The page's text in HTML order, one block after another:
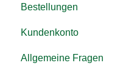
Bestellungen
Versand & Lieferung
Rücksendung &
Kundenkonto
Allgemeine Fragen